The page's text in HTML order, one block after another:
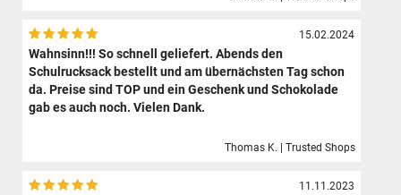
15.02.2024
Wahnsinn!!! So schnell geliefert. Abends den
Schulrucksack bestellt und am übernächsten Tag schon
da. Preise sind TOP und ein Geschenk und Schokolade
gab es auch noch. Vielen Dank.
Thomas K. | Trusted Shops
11.11.2023